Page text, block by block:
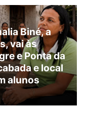
Biné, a
vai às
e Ponta da
e local
alunos